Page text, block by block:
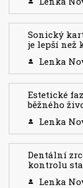
Sonický
je lepší než
Lenka
Estetické
běžného
Lenka
Dentální
kontrolu
Lenka